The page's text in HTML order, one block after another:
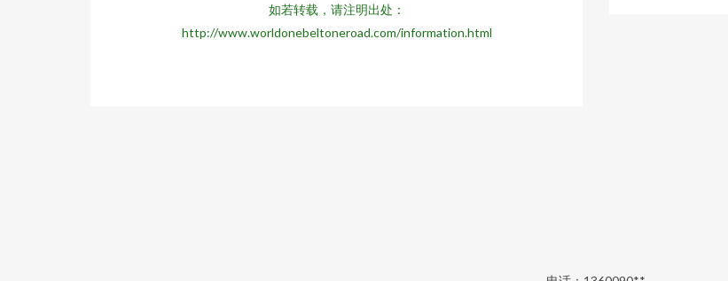
如若转载，请注明出处：
http://www.worldonebeltoneroad.com/information.html